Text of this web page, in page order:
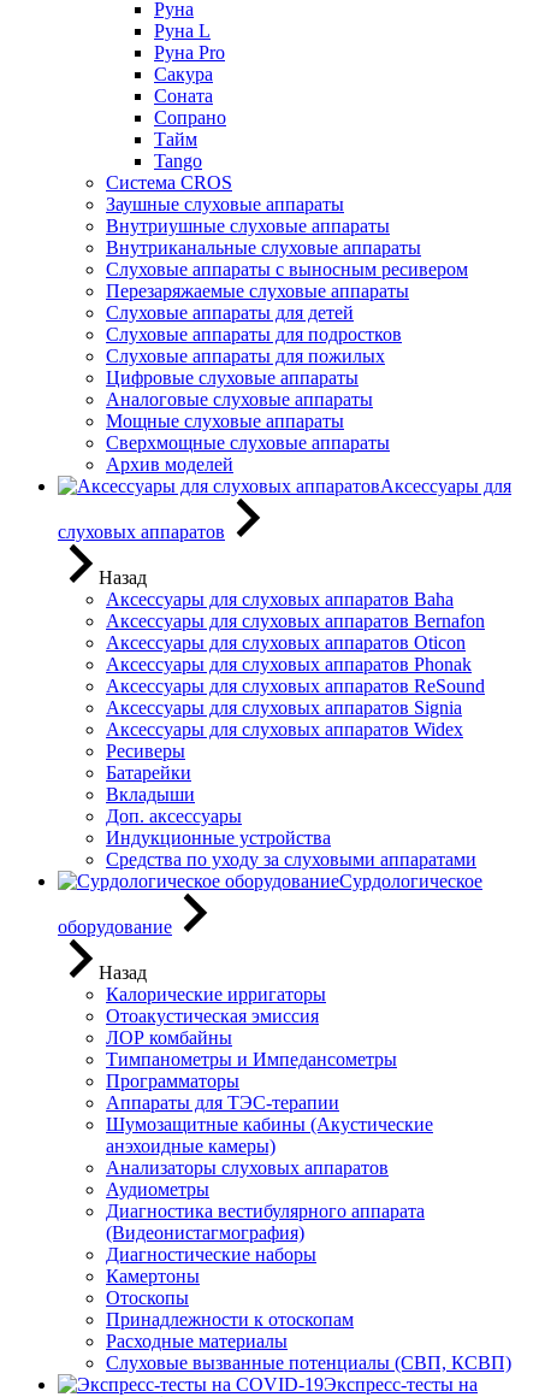
Руна
Руна L
Руна Pro
Сакура
Соната
Сопрано
Тайм
Tango
Система CROS
Заушные слуховые аппараты
Внутриушные слуховые аппараты
Внутриканальные слуховые аппараты
Слуховые аппараты с выносным ресивером
Перезаряжаемые слуховые аппараты
Слуховые аппараты для детей
Слуховые аппараты для подростков
Слуховые аппараты для пожилых
Цифровые слуховые аппараты
Аналоговые слуховые аппараты
Мощные слуховые аппараты
Сверхмощные слуховые аппараты
Архив моделей
Аксессуары для
слуховых аппаратов
Назад
Аксессуары для слуховых аппаратов Baha
Аксессуары для слуховых аппаратов Bernafon
Аксессуары для слуховых аппаратов Oticon
Аксессуары для слуховых аппаратов Phonak
Аксессуары для слуховых аппаратов ReSound
Аксессуары для слуховых аппаратов Signia
Аксессуары для слуховых аппаратов Widex
Ресиверы
Батарейки
Вкладыши
Доп. аксессуары
Индукционные устройства
Средства по уходу за слуховыми аппаратами
Сурдологическое
оборудование
Назад
Калорические ирригаторы
Отоакустическая эмиссия
ЛОР комбайны
Тимпанометры и Импедансометры
Программаторы
Аппараты для ТЭС-терапии
Шумозащитные кабины (Акустические
анэхоидные камеры)
Анализаторы слуховых аппаратов
Аудиометры
Диагностика вестибулярного аппарата
(Видеонистагмография)
Диагностические наборы
Камертоны
Отоскопы
Принадлежности к отоскопам
Расходные материалы
Слуховые вызванные потенциалы (СВП, КСВП)
Экспресс-тесты на